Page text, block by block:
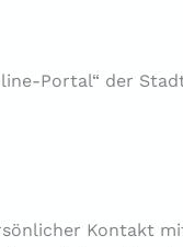
Portal“ der
Kontakt